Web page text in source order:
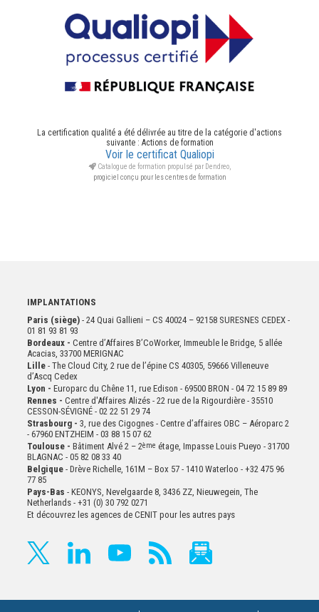
La certification qualité a été délivrée au titre de la catégorie d'actions
suivante : Actions de formation
Voir le certificat Qualiopi
Catalogue de formation propulsé par Dendreo,
progiciel conçu pour les centres de formation
IMPLANTATIONS
Paris (siège) - 24 Quai Gallieni – CS 40024 – 92158 SURESNES CEDEX -
01 81 93 81 93
Bordeaux - Centre d’Affaires B’CoWorker, Immeuble le Bridge, 5 allée
Acacias, 33700 MERIGNAC
Lille- The Cloud City, 2 rue de l’épine CS 40305, 59666 Villeneuve
d’Ascq Cedex
Lyon - Europarc du Chêne 11, rue Edison - 69500 BRON - 04 72 15 89 89
Rennes - Centre d'Affaires Alizés - 22 rue de la Rigourdière - 35510
CESSON-SÉVIGNÉ - 02 22 51 29 74
Strasbourg - 3, rue des Cigognes - Centre d’affaires OBC – Aéroparc 2
- 67960 ENTZHEIM - 03 88 15 07 62
Toulouse - Bâtiment Alvé 2 – 2ème étage, Impasse Louis Pueyo - 31700
BLAGNAC - 05 82 08 33 40
Belgique- Drève Richelle, 161M – Box 57 - 1410 Waterloo - +32 475 96
77 85
Pays-Bas - KEONYS, Nevelgaarde 8, 3436 ZZ, Nieuwegein, The
Netherlands - +31 (0) 30 792 0271
Et découvrez les agences de CENIT pour les autres pays